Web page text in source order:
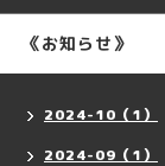
《お知らせ》
2024-10（1）
2024-09（1）